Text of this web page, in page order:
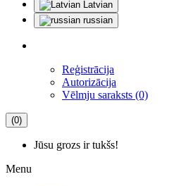
Latvian
russian
Reģistrācija
Autorizācija
Vēlmju saraksts (0)
(0)
Jūsu grozs ir tukšs!
Menu